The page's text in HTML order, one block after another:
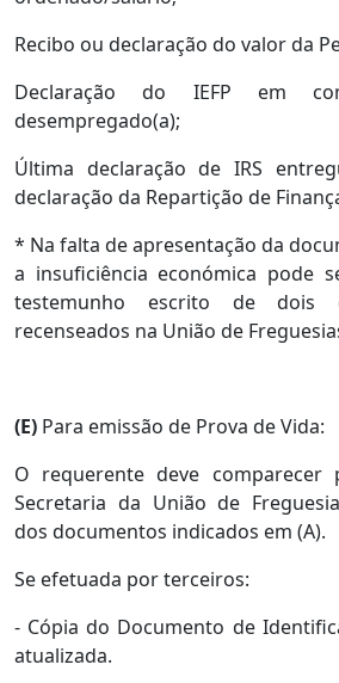
Recibo ou declaração do valor da
Declaração do IEFP em
desempregado(a);
Última declaração de IRS
declaração da Repartição de
* Na falta de apresentação da
a insuficiência económica pode
testemunho escrito de dois
recenseados na União de
(E) Para emissão de Prova de Vida:
O requerente deve comparecer
Secretaria da União de
dos documentos indicados em (A).
Se efetuada por terceiros:
- Cópia do Documento de
atualizada.